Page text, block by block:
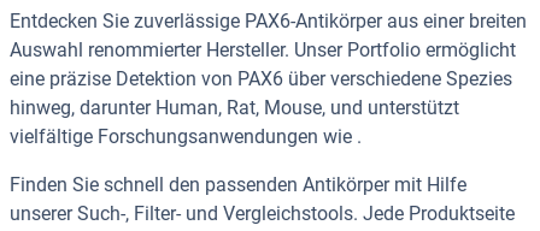
Entdecken Sie zuverlässige PAX6-Antikörper aus einer breiten
Auswahl renommierter Hersteller. Unser Portfolio ermöglicht
eine präzise Detektion von PAX6 über verschiedene Spezies
hinweg, darunter Human, Rat, Mouse, und unterstützt
vielfältige Forschungsanwendungen wie .
Finden Sie schnell den passenden Antikörper mit Hilfe
unserer Such-, Filter- und Vergleichstools. Jede Produktseite